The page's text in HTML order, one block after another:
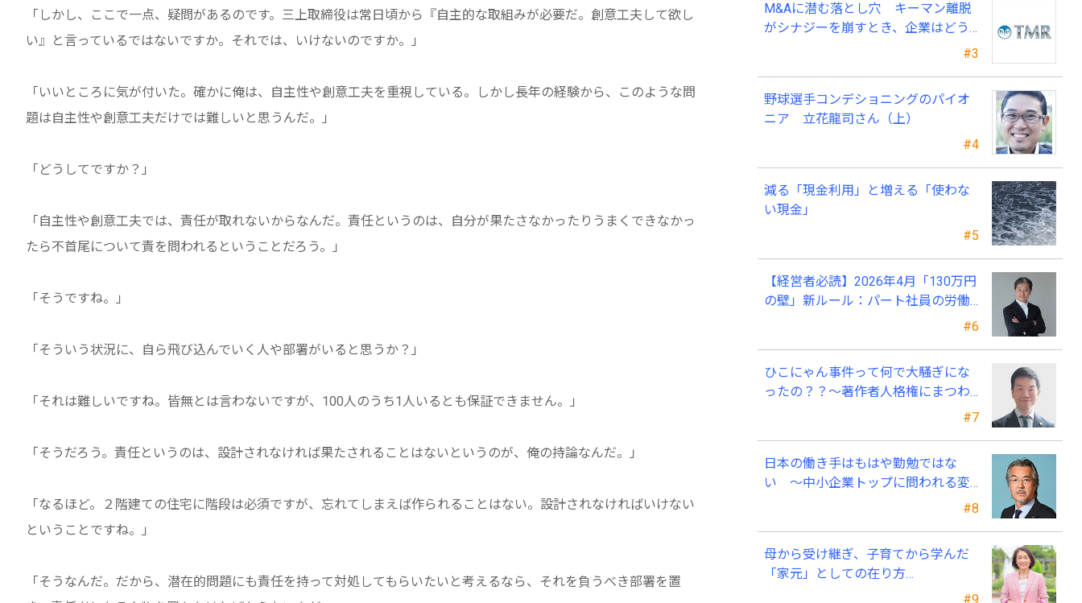
「しかし、ここで一点、疑問があるのです。三上取締役は常日頃から『自主的な取組みが必要だ。創意工夫して欲し
い』と言っているではないですか。それでは、いけないのですか。」
「いいところに気が付いた。確かに俺は、自主性や創意工夫を重視している。しかし長年の経験から、このような問
題は自主性や創意工夫だけでは難しいと思うんだ。」
「どうしてですか？」
「自主性や創意工夫では、責任が取れないからなんだ。責任というのは、自分が果たさなかったりうまくできなかっ
たら不首尾について責を問われるということだろう。」
「そうですね。」
「そういう状況に、自ら飛び込んでいく人や部署がいると思うか？」
「それは難しいですね。皆無とは言わないですが、100人のうち1人いるとも保証できません。」
「そうだろう。責任というのは、設計されなければ果たされることはないというのが、俺の持論なんだ。」
「なるほど。２階建ての住宅に階段は必須ですが、忘れてしまえば作られることはない。設計されなければいけない
ということですね。」
「そうなんだ。だから、潜在的問題にも責任を持って対処してもらいたいと考えるなら、それを負うべき部署を置
#3
M&Aに潜む落とし穴 キーマン離脱
がシナジーを崩すとき、企業はどう
#4
野球選手コンデショニングのパイオ
ニア 立花龍司さん（上）
#5
減る「現金利用」と増える「使わな
い現金」
#6
【経営者必読】2026年4月「130万円
の壁」新ルール：パート社員の労働
条件通知書、今すぐ見直すべき理由
#7
ひこにゃん事件って何で大騒ぎにな
ったの？？～著作者人格権にまつわ
#8
日本の働き手はもはや勤勉ではな
い ～中小企業トップに問われる変
#9
母から受け継ぎ、子育てから学んだ
「家元」としての在り方…